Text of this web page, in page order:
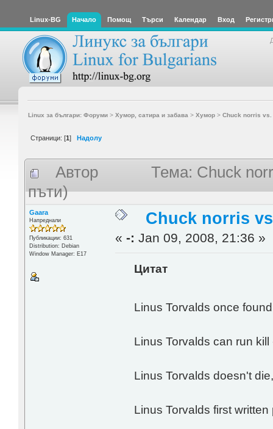
Linux-BG Начало Помощ Търси Календар Вход
Linux за българи: Форуми> Хумор, сатира и забава > Хумор> Chuck norris
Страници: [1] Надолу
Автор
Тема: Chuck
пъти)
Gaara
Напреднали
Публикации: 631
Distribution: Debian
Window Manager: E17
Chuck norris
«-: Jan 09, 2008, 21:36 »
Цитат
Linus Torvalds once
Linus Torvalds can run
Linus Torvalds doesn't
Linus Torvalds first